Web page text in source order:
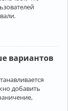
вариантов
добавить